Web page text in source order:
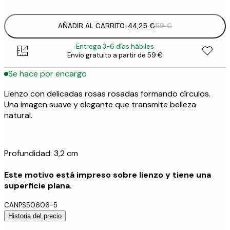
AÑADIR AL CARRITO-44,25 €59 €
Entrega 3-6 días hábiles
Envío gratuito a partir de 59 €
Se hace por encargo
Lienzo con delicadas rosas rosadas formando círculos.
Una imagen suave y elegante que transmite belleza
natural.
Profundidad: 3,2 cm
Este motivo está impreso sobre lienzo y tiene una
superficie plana.
CANPS50606-5
Historia del precio